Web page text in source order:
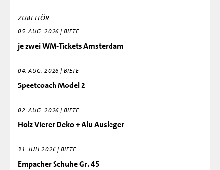
ZUBEHÖR
05. AUG. 2026 | BIETE
je zwei WM-Tickets Amsterdam
04. AUG. 2026 | BIETE
Speetcoach Model 2
02. AUG. 2026 | BIETE
Holz Vierer Deko + Alu Ausleger
31. JULI 2026 | BIETE
Empacher Schuhe Gr. 45